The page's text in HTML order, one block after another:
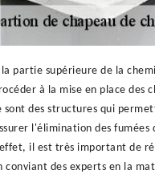
partie supérieure de la
à la mise en place des
sont des structures qui
l'élimination des fumées
il est très important de
conviant des experts en la